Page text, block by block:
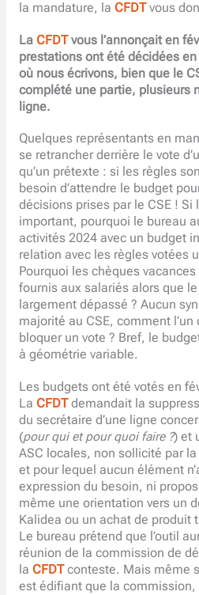
la mandature, la CFDT vous
La CFDTvous l’annonçait en
prestations ont été décidées en
où nous écrivons, bien que le
complété une partie, plusieurs
ligne.
Quelques représentants en
se retrancher derrière le vote
qu’un prétexte : si les règles
besoin d’attendre le budget
décisions prises par le CSE ! Si
important, pourquoi le bureau
activités 2024 avec un budget
relation avec les règles votées
Pourquoi les chèques
fournis aux salariés alors que
largement dépassé ? Aucun
majorité au CSE, comment l’un
bloquer un vote ? Bref, le
à géométrie variable.
Les budgets ont été votés en
La CFDT demandait la
du secrétaire d’une ligne
(pour qui et pour quoi faire ?) et
ASC locales, non sollicité par
et pour lequel aucun élément
expression du besoin, ni
même une orientation vers un
Kalidea ou un achat de produit
Le bureau prétend que l’outil
réunion de la commission de
la CFDT conteste. Mais même
est édifiant que la